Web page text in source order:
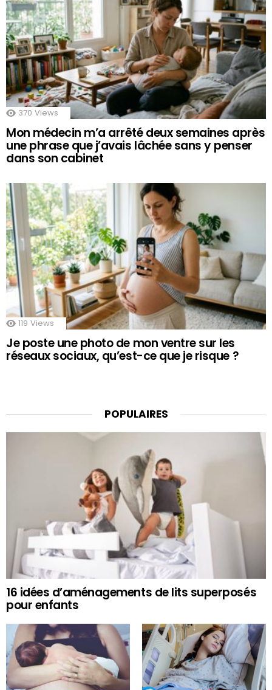
370 Views
Mon médecin m’a arrêté deux semaines après
une phrase que j’avais lâchée sans y penser
dans son cabinet
119 Views
Je poste une photo de mon ventre sur les
réseaux sociaux, qu’est-ce que je risque ?
POPULAIRES
16 idées d’aménagements de lits superposés
pour enfants